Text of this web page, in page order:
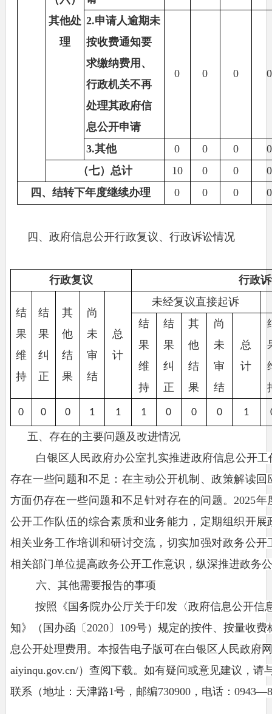
其他处
理
2.申请人逾期未
按收费通知要
求缴纳费用、
行政机关不再
处理其政府信
息公开申请
0 0 0 0
3.其他 0 0 0
0
（七）总计
10 0 0
0
四、结转下年度继续办理
0 0 0 0
四、 政府信息公开行政复议、行政诉讼情况
行政复议 行政
结
果
维
持
结
果
纠
正
其
他
结
果
尚
未
审
结
总
计
未经复议直接起诉
结
果
维
持
结
果
纠
正
其
他
结
果
尚
未
审
结
总
计
0 0 0 1 1 1 0 0 0 1
五、 存在的主要问题及改进情况
白银区人民政府办公室扎实推进政府信息公开
存在一些问题和不足：在主动公开机制、政策解读
方面仍存在一些问题和不足针对存在的问题。 2025年
公开工作队伍的综合素质和业务能力，定期组织开
相关业务工作培训和研讨交流，切实加强对政务公开
相关部门单位提高政务公开工作意识，纵深推进政务
六、其他需要报告的事项
按照《国务院办公厅关于印发〈政府信息公开信
知》（国办函〔2020〕109号）规定的按件、按量收
息公开处理费用。本报告电子版可在白银区人民政府
aiyinqu.gov.cn/）查阅下载。如有疑问或意见建议，请
联系（地址：天津路1号，邮编730900，电话：0943—